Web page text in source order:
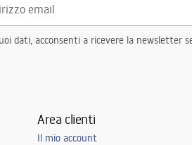
dati, acconsenti a ricevere la newsletter
Area clienti
Il mio account